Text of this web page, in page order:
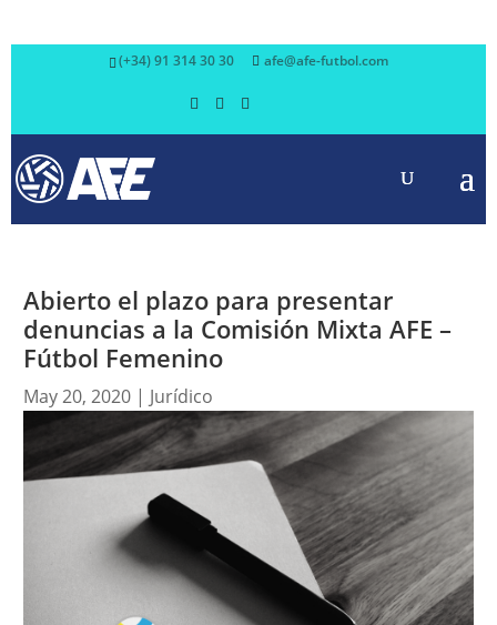
(+34) 91 314 30 30 afe@afe-futbol.com
Abierto el plazo para presentar
denuncias a la Comisión Mixta AFE –
Fútbol Femenino
May 20, 2020| Jurídico